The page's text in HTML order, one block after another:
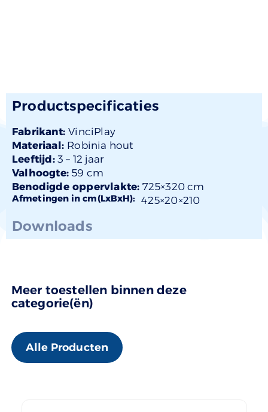
Productspecificaties
Fabrikant:VinciPlay
Materiaal: Robinia hout
Leeftijd:3 – 12 jaar
Valhoogte: 59 cm
Benodigde oppervlakte: 725×320 cm
Afmetingen in cm(LxBxH): 425×20×210
Downloads
Meer toestellen binnen deze
categorie(ën)
Alle Producten